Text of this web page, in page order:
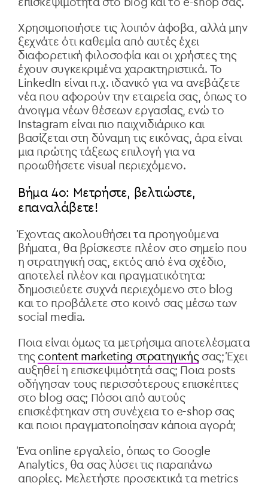
επισκεψιμότητα στο blog και το e-shop σας.
Χρησιμοποιήστε τις λοιπόν άφοβα, αλλά μην
ξεχνάτε ότι καθεμία από αυτές έχει
διαφορετική φιλοσοφία και οι χρήστες της
έχουν συγκεκριμένα χαρακτηριστικά. Το
LinkedIn είναι π.χ. ιδανικό για να ανεβάζετε
νέα που αφορούν την εταιρεία σας, όπως το
άνοιγμα νέων θέσεων εργασίας, ενώ το
Instagram είναι πιο παιχνιδιάρικο και
βασίζεται στη δύναμη τις εικόνας, άρα είναι
μια πρώτης τάξεως επιλογή για να
προωθήσετε visual περιεχόμενο.
Βήμα 4ο: Μετρήστε, βελτιώστε,
επαναλάβετε!
Έχοντας ακολουθήσει τα προηγούμενα
βήματα, θα βρίσκεστε πλέον στο σημείο που
η στρατηγική σας, εκτός από ένα σχέδιο,
αποτελεί πλέον και πραγματικότητα:
δημοσιεύετε συχνά περιεχόμενο στο blog
και το προβάλετε στο κοινό σας μέσω των
social media.
Ποια είναι όμως τα μετρήσιμα αποτελέσματα
της content marketing στρατηγικήςσας; Έχει
αυξηθεί η επισκεψιμότητά σας; Ποια posts
οδήγησαν τους περισσότερους επισκέπτες
στο blog σας; Πόσοι από αυτούς
επισκέφτηκαν στη συνέχεια το e-shop σας
και ποιοι πραγματοποίησαν κάποια αγορά;
Ένα online εργαλείο, όπως το Google
Analytics, θα σας λύσει τις παραπάνω
απορίες. Μελετήστε προσεκτικά τα metrics